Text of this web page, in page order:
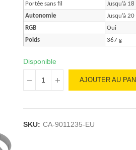
Portée sans fil
Jusqu’à 18
Autonomie
Jusqu’à
RGB
Oui
Poids
367 g
Disponible
AJOUTER AU
SKU: CA-9011235-EU